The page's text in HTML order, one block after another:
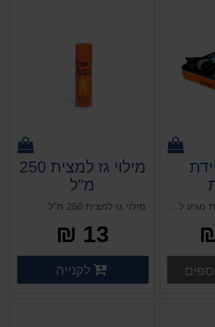
כירת גז ניידת אמגזית מגיע ללא מיכל
פרטים נוספים
מילוי גז למצית 250
מ"ל
מילוי גז למצית 250 מ"ל
13 ₪
פרטים נוספים
לקנייה